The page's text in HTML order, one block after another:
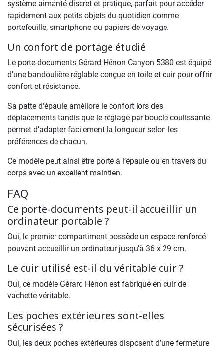
système aimanté discret et pratique, parfait pour accéder
rapidement aux petits objets du quotidien comme
portefeuille, smartphone ou papiers de voyage.
Un confort de portage étudié
Le porte-documents Gérard Hénon Canyon 5380 est équipé
d’une bandoulière réglable conçue en toile et cuir pour offrir
confort et résistance.
Sa patte d’épaule améliore le confort lors des
déplacements tandis que le réglage par boucle coulissante
permet d’adapter facilement la longueur selon les
préférences de chacun.
Ce modèle peut ainsi être porté à l’épaule ou en travers du
corps avec un excellent maintien.
FAQ
Ce porte-documents peut-il accueillir un
ordinateur portable ?
Oui, le premier compartiment possède un espace renforcé
pouvant accueillir un ordinateur jusqu’à 36 x 29 cm.
Le cuir utilisé est-il du véritable cuir ?
Oui, ce modèle Gérard Hénon est fabriqué en cuir de
vachette véritable.
Les poches extérieures sont-elles
sécurisées ?
Oui, les deux poches extérieures disposent d’une fermeture